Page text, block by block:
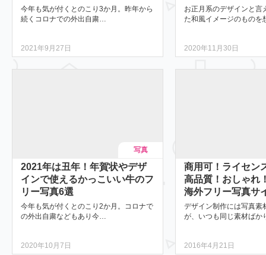
今年も気が付くとのこり3か月。昨年から
続くコロナでの外出自粛…
2021年9月27日
お正月系のデザインと言
た和風イメージのもの
2020年11月30日
写真
2021年は丑年！年賀状やデザ
インで使えるかっこいい牛のフ
リー写真6選
今年も気が付くとのこり2か月。コロナで
の外出自粛などもあり今…
2020年10月7日
商用可！ライセン
高品質！おしゃれ
海外フリー写真サ
デザイン制作には写真素
が、いつも同じ素材ば
2016年4月21日